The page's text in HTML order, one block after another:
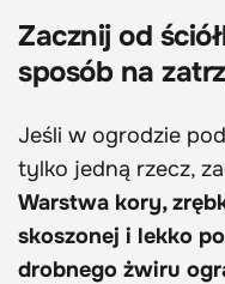
Zacznij od
sposób na
Jeśli w ogrodzie
tylko jedną rzecz,
Warstwa kory,
skoszonej i lekko
drobnego żwiru